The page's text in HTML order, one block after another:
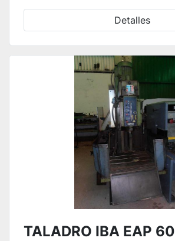
Detalles
TALADRO IBA EAP 60